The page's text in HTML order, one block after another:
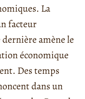
La
facteur
amène le
économique
Des temps
dans un